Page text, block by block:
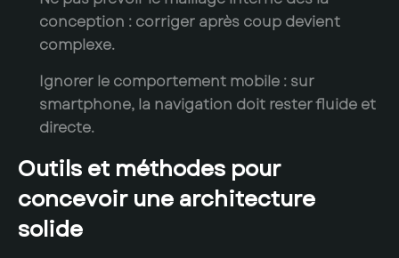
conception : corriger après coup devient
complexe.
Ignorer le comportement mobile : sur
smartphone, la navigation doit rester fluide et
directe.
Outils et méthodes pour
concevoir une architecture
solide